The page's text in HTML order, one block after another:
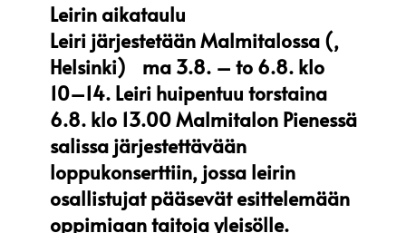
Leirin aikataulu
Leiri järjestetään Malmitalossa (,
Helsinki) ma 3.8. – to 6.8. klo
10–14. Leiri huipentuu torstaina
6.8. klo 13.00 Malmitalon Pienessä
salissa järjestettävään
loppukonserttiin, jossa leirin
osallistujat pääsevät esittelemään
oppimiaan taitoja yleisölle.